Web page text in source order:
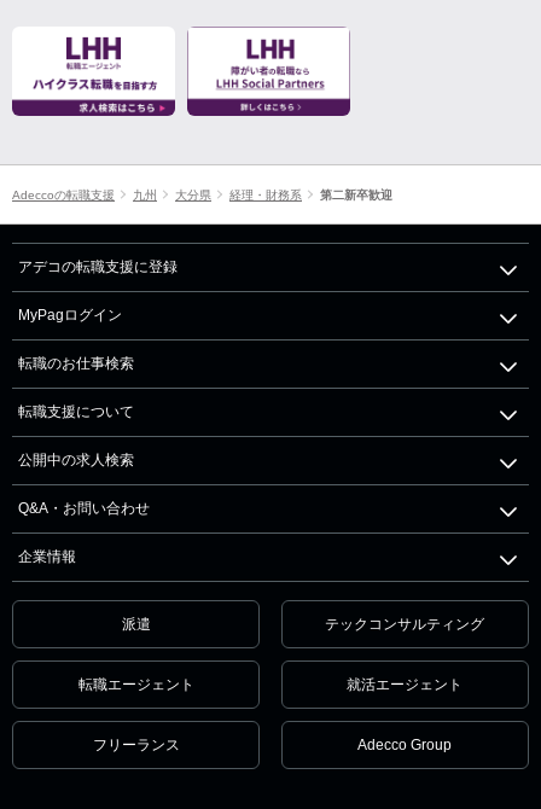
Adeccoの転職支援 九州 大分県 経理・財務系 第二新卒歓迎
アデコの転職支援に登録
MyPagログイン
転職のお仕事検索
転職支援について
公開中の求人検索
Q&A・お問い合わせ
企業情報
派遣 テックコンサルティング
転職エージェント 就活エージェント
フリーランス Adecco Group